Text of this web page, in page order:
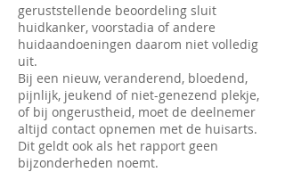
geruststellende beoordeling sluit
huidkanker, voorstadia of andere
huidaandoeningen daarom niet volledig
uit.
Bij een nieuw, veranderend, bloedend,
pijnlijk, jeukend of niet-genezend plekje,
of bij ongerustheid, moet de deelnemer
altijd contact opnemen met de huisarts.
Dit geldt ook als het rapport geen
bijzonderheden noemt.